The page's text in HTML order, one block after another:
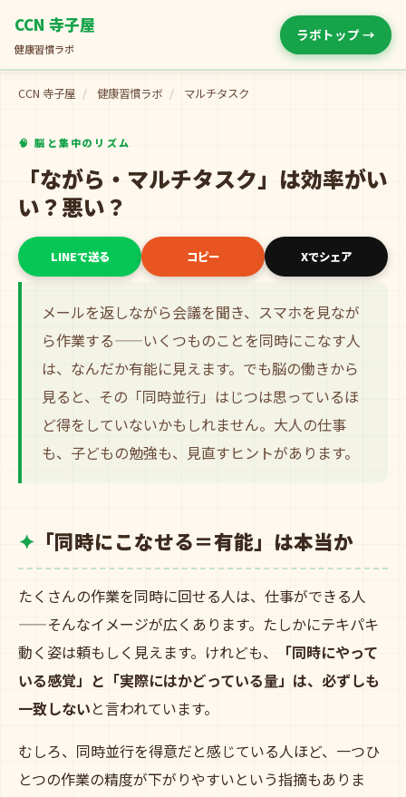
CCN 寺子屋
健康習慣ラボ
ラボトップ →
CCN 寺子屋 / 健康習慣ラボ / マルチタスク
🧠 脳と集中のリズム
「ながら・マルチタスク」は効率がい
い？悪い？
LINEで送る コピー Xでシェア
メールを返しながら会議を聞き、スマホを見なが
ら作業する——いくつものことを同時にこなす人
は、なんだか有能に見えます。でも脳の働きから
見ると、その「同時並行」はじつは思っているほ
ど得をしていないかもしれません。大人の仕事
も、子どもの勉強も、見直すヒントがあります。
「同時にこなせる＝有能」は本当か
たくさんの作業を同時に回せる人は、仕事ができる人
——そんなイメージが広くあります。たしかにテキパキ
動く姿は頼もしく見えます。けれども、
「同時にやって
いる感覚」と「実際にはかどっている量」は、必ずしも
一致しないと言われています。
むしろ、同時並行を得意だと感じている人ほど、一つひ
とつの作業の精度が下がりやすいという指摘もありま